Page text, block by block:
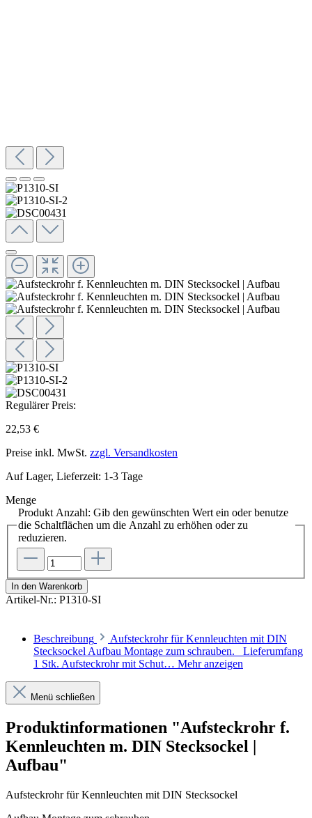
Regulärer Preis:
22,53 €
Preise inkl. MwSt. zzgl. Versandkosten
Auf Lager, Lieferzeit: 1-3 Tage
Menge
Produkt Anzahl: Gib den gewünschten Wert ein oder benutze
die Schaltflächen um die Anzahl zu erhöhen oder zu
reduzieren.
In den Warenkorb
Artikel-Nr.: P1310-SI
Beschreibung
Aufsteckrohr für Kennleuchten mit DIN
Stecksockel Aufbau Montage zum schrauben. Lieferumfang
1 Stk. Aufsteckrohr mit Schut… Mehr anzeigen
Menü schließen
Produktinformationen "Aufsteckrohr f.
Kennleuchten m. DIN Stecksockel |
Aufbau"
Aufsteckrohr für Kennleuchten mit DIN Stecksockel